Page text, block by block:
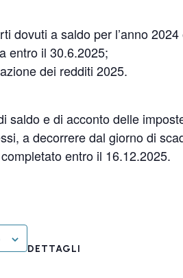
dovuti a saldo per l’anno
entro il 30.6.2025;
dei redditi 2025.
saldo e di acconto delle
a decorrere dal giorno di
entro il 16.12.2025.
DETTAGLI